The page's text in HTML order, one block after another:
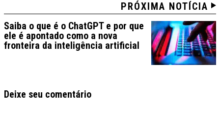
PRÓXIMA NOTÍCIA
Saiba o que é o ChatGPT e por que
ele é apontado como a nova
fronteira da inteligência artificial
Deixe seu comentário